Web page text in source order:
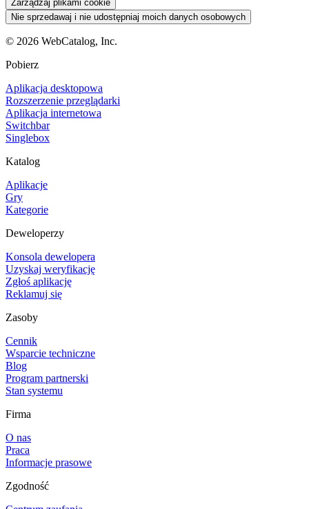
Zarządzaj plikami cookie
Nie sprzedawaj i nie udostępniaj moich danych osobowych
© 2026 WebCatalog, Inc.
Pobierz
Aplikacja desktopowa
Rozszerzenie przeglądarki
Aplikacja internetowa
Switchbar
Singlebox
Katalog
Aplikacje
Gry
Kategorie
Deweloperzy
Konsola dewelopera
Uzyskaj weryfikację
Zgłoś aplikację
Reklamuj się
Zasoby
Cennik
Wsparcie techniczne
Blog
Program partnerski
Stan systemu
Firma
O nas
Praca
Informacje prasowe
Zgodność